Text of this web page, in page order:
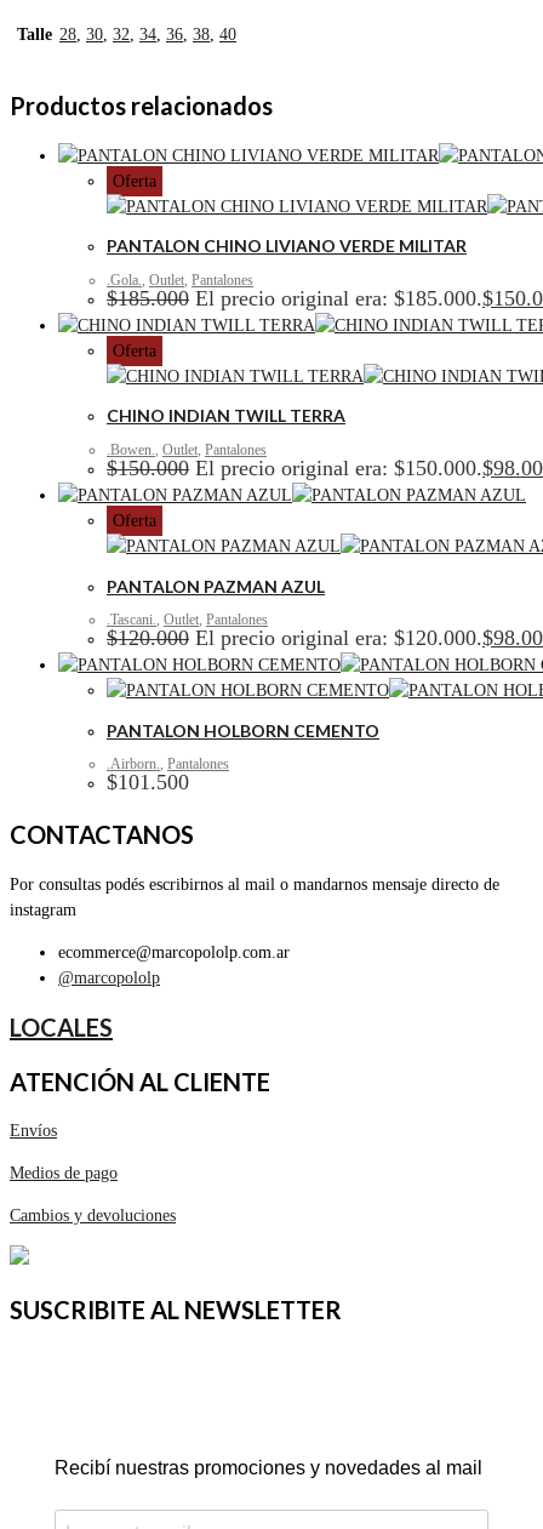
Talle 28, 30, 32, 34, 36, 38, 40
Productos relacionados
Oferta
PANTALON CHINO LIVIANO VERDE MILITAR
.Gola. Outlet Pantalones
$185.000 El precio original era: $185.000.$
Oferta
CHINO INDIAN TWILL TERRA
.Bowen., Outlet, Pantalones
$150.000 El precio original era: $150.000.$
Oferta
PANTALON PAZMAN AZUL
.Tascani., Outlet, Pantalones
$120.000 El precio original era: $120.000.$
PANTALON HOLBORN CEMENTO
.Airborn., Pantalones
$101.500
CONTACTANOS
Por consultas podés escribirnos al mail o mandarnos mensaje directo de
instagram
ecommerce@marcopololp.com.ar
@marcopololp
LOCALES
ATENCIÓN AL CLIENTE
Envíos
Medios de pago
Cambios y devoluciones
SUSCRIBITE AL NEWSLETTER
Recibí nuestras promociones y novedades al mail